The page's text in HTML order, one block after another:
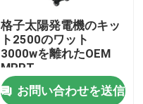
格子太陽発電機のキッ
ト2500のワット
3000wを離れたOEM
MPPT
お問い合わせを送信